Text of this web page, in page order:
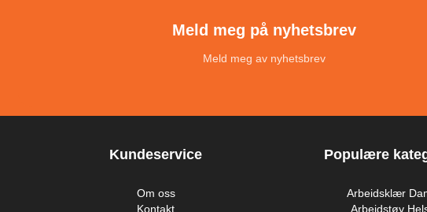
Meld meg på nyhetsbrev
Meld meg av nyhetsbrev
Kundeservice
Om oss
Kontakt
Populære
Arbeidsklær
Arbeidstøy